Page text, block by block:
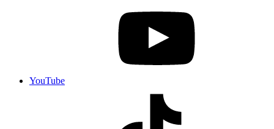
YouTube